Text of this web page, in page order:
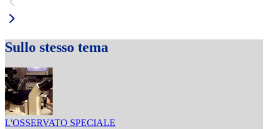
Sullo stesso tema
L'OSSERVATO SPECIALE